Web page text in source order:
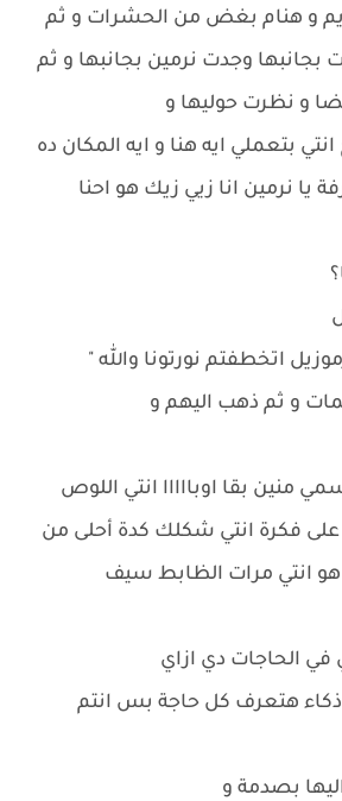
و هنام بغض من الحشرات و ثم
وجدت نرمين بجانبها و ثم
و نظرت حوليها و
بتعملي ايه هنا و ايه المكان ده
نرمين انا زيي زيك هو احنا
اتخطفتم نورتونا والله "
و ثم ذهب اليهم و
منين بقا اوبااااا انتي اللوص
على فكرة انتي شكلك كدة أحلى من
هو انتي مرات الظابط سيف
الحاجات دي ازاي
ذكاء هتعرف كل حاجة بس انتم
بصدمة و